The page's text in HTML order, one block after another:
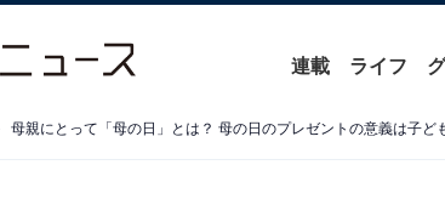
連載 ライフ
母親にとって「母の日」とは？ 母の日のプレゼントの意義は子ど